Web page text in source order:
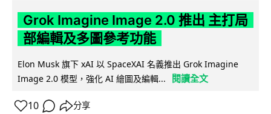
Grok Imagine Image 2.0 推出 主打局
部編輯及多圖參考功能
Elon Musk 旗下 xAI 以 SpaceXAI 名義推出 Grok Imagine
Image 2.0 模型，強化 AI 繪圖及編輯...
閱讀全文
10 分享